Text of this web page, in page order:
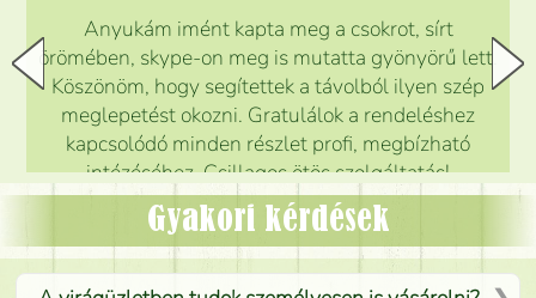
Anyukám imént kapta meg a csokrot, sírt
örömében, skype-on meg is mutatta gyönyörű lett.
Köszönöm, hogy segítettek a távolból ilyen szép
meglepetést okozni. Gratulálok a rendeléshez
kapcsolódó minden részlet profi, megbízható
intézéséhez. Csillagos ötös szolgáltatás!
Mónika
Gyakori kérdések